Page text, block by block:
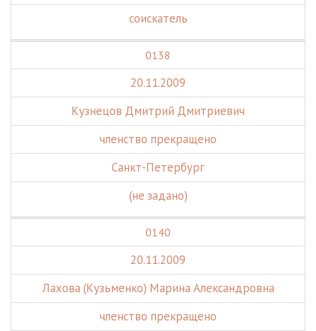
соискатель
0138
20.11.2009
Кузнецов Дмитрий Дмитриевич
членство прекращено
Санкт-Петербург
(не задано)
0140
20.11.2009
Лахова (Кузьменко) Марина Александровна
членство прекращено